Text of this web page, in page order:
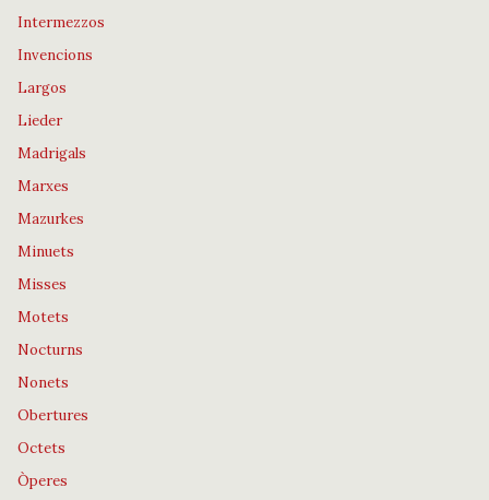
Intermezzos
Invencions
Largos
Lieder
Madrigals
Marxes
Mazurkes
Minuets
Misses
Motets
Nocturns
Nonets
Obertures
Octets
Òperes